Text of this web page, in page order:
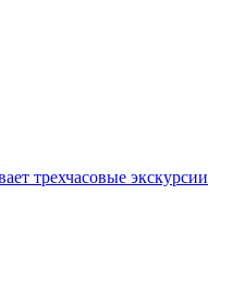
трехчасовые экскурсии